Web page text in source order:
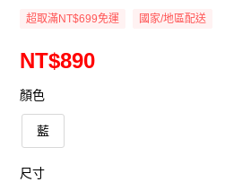
超取滿NT$699免運 國家/地區配送
NT$890
顏色
藍
尺寸